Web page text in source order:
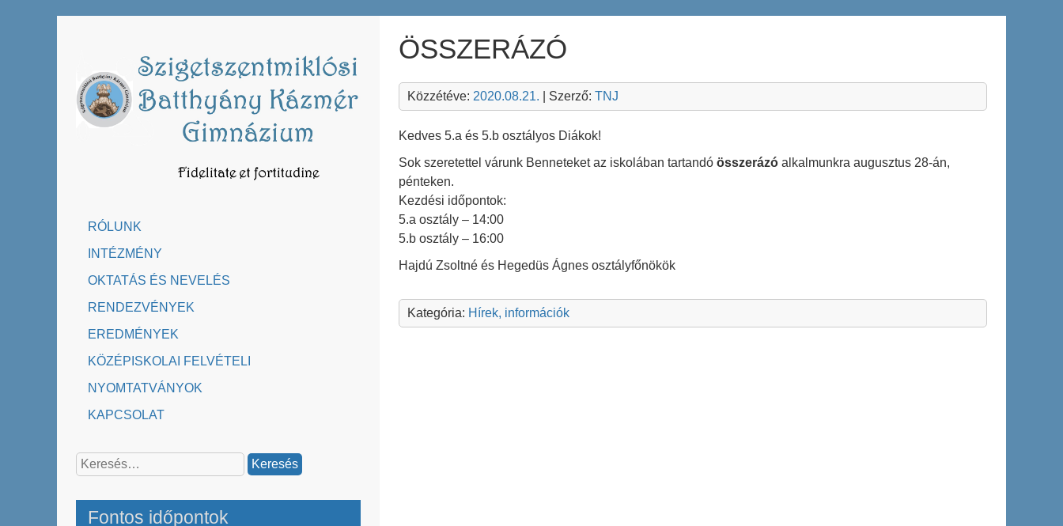
RÓLUNK
INTÉZMÉNY
OKTATÁS ÉS NEVELÉS
RENDEZVÉNYEK
EREDMÉNYEK
KÖZÉPISKOLAI FELVÉTELI
NYOMTATVÁNYOK
KAPCSOLAT
Keresés:
Fontos időpontok
ÖSSZERÁZÓ
Közzétéve: 2020.08.21. | Szerző: TNJ
Kedves 5.a és 5.b osztályos Diákok!
Sok szeretettel várunk Benneteket az iskolában tartandó összerázó alkalmunkra augusztus 28-án,
pénteken.
Kezdési időpontok:
5.a osztály – 14:00
5.b osztály – 16:00
Hajdú Zsoltné és Hegedüs Ágnes osztályfőnökök
Kategória: Hírek, információk